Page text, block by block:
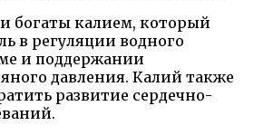
богаты калием, который
в регуляции водного
и поддержании
давления. Калий также
развитие сердечно-